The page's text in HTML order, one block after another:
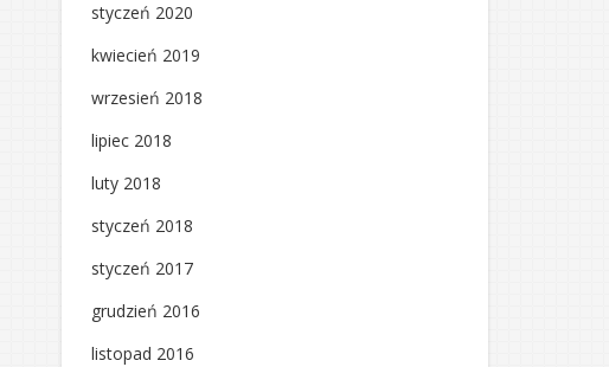
styczeń 2020
kwiecień 2019
wrzesień 2018
lipiec 2018
luty 2018
styczeń 2018
styczeń 2017
grudzień 2016
listopad 2016